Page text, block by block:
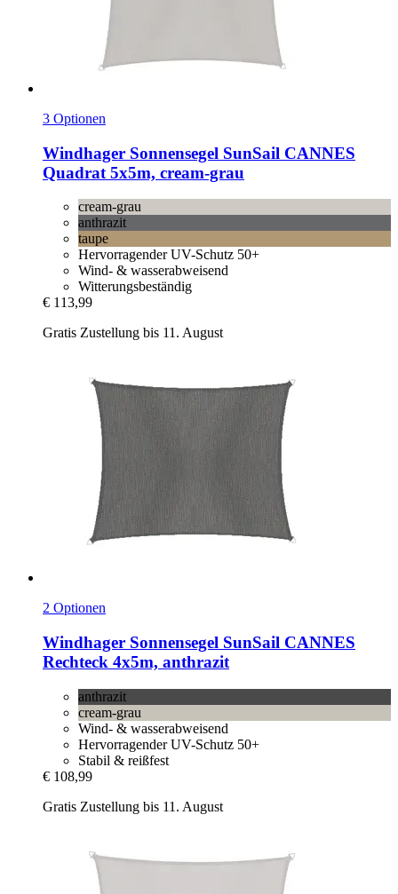
3 Optionen
Windhager Sonnensegel SunSail CANNES
Quadrat 5x5m, cream-​grau
cream-grau
anthrazit
taupe
Hervorragender UV-Schutz 50+
Wind- & wasserabweisend
Witterungsbeständig
€ 113,99
Gratis Zustellung bis 11. August
2 Optionen
Windhager Sonnensegel SunSail CANNES
Rechteck 4x5m, anthrazit
anthrazit
cream-grau
Wind- & wasserabweisend
Hervorragender UV-Schutz 50+
Stabil & reißfest
€ 108,99
Gratis Zustellung bis 11. August